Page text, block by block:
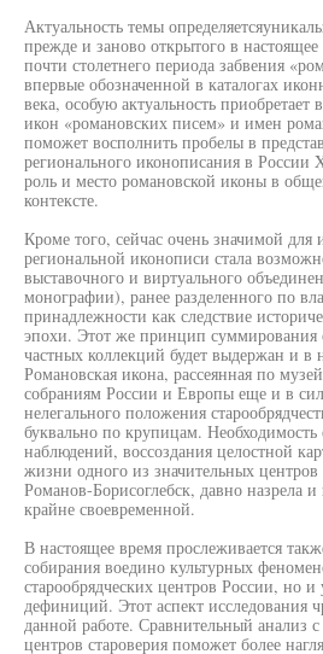
Актуальность темы
прежде и заново открытого в
почти столетнего периода забвения
впервые обозначенной в каталогах
века, особую актуальность
икон «романовских писем» и имен
поможет восполнить пробелы в
регионального иконописания в
роль и место романовской иконы в
контексте.
Кроме того, сейчас очень значимой для
региональной иконописи стала
выставочного и виртуального
монографии), ранее разделенного по
принадлежности как следствие
эпохи. Этот же принцип суммирования
частных коллекций будет выдержан и в
Романовская икона, рассеянная по
собраниям России и Европы еще и в
нелегального положения
буквально по крупицам.
наблюдений, воссоздания целостной
жизни одного из значительных
Романов-Борисоглебск, давно назрела и
крайне своевременной.
В настоящее время прослеживается
собирания воедино культурных
старообрядческих центров России, но
дефиниций. Этот аспект исследования
данной работе. Сравнительный анализ
центров староверия поможет более